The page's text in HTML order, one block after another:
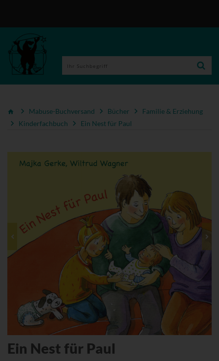
Mabuse-Buchversand Bücher
Familie & Erziehung
Kinderfachbuch
Ein Nest für Paul
Ein Nest für Paul